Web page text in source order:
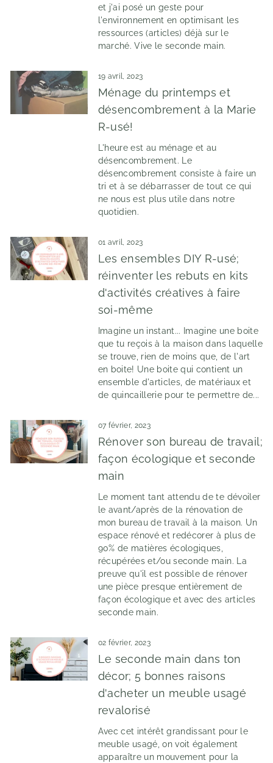
et j'ai posé un geste pour
l'environnement en optimisant les
ressources (articles) déjà sur le
marché. Vive le seconde main.
19 avril, 2023
Ménage du printemps et
désencombrement à la Marie
R-usé!
L'heure est au ménage et au
désencombrement. Le
désencombrement consiste à faire un
tri et à se débarrasser de tout ce qui
ne nous est plus utile dans notre
quotidien.
01 avril, 2023
Les ensembles DIY R-usé;
réinventer les rebuts en kits
d'activités créatives à faire
soi-même
Imagine un instant... Imagine une boite
que tu reçois à la maison dans laquelle
se trouve, rien de moins que, de l'art
en boite! Une boite qui contient un
ensemble d'articles, de matériaux et
de quincaillerie pour te permettre de...
07 février, 2023
Rénover son bureau de travail;
façon écologique et seconde
main
Le moment tant attendu de te dévoiler
le avant/après de la rénovation de
mon bureau de travail à la maison. Un
espace rénové et redécorer à plus de
90% de matières écologiques,
récupérées et/ou seconde main. La
preuve qu'il est possible de rénover
une pièce presque entièrement de
façon écologique et avec des articles
seconde main.
02 février, 2023
Le seconde main dans ton
décor; 5 bonnes raisons
d'acheter un meuble usagé
revalorisé
Avec cet intérêt grandissant pour le
meuble usagé, on voit également
apparaître un mouvement pour la